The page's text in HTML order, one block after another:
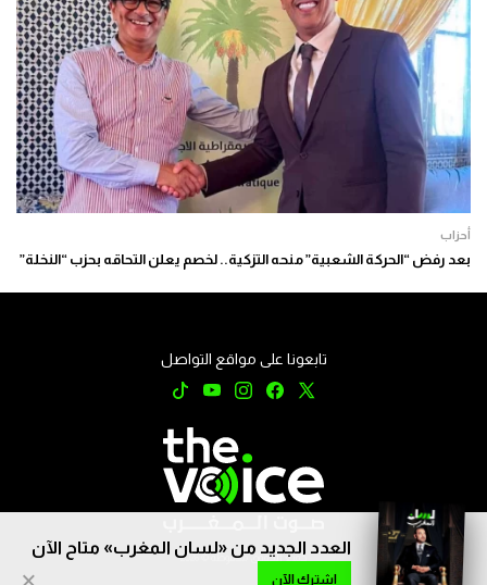
أحزاب
بعد رفض “الحركة الشعبية” منحه التزكية.. لخصم يعلن التحاقه بحزب “النخلة”
العدد الجديد من «لسان المغرب» متاح الآن
اشترك الآن ×
تابعونا على مواقع التواصل
جميع الحقوق محفوظة © 2026